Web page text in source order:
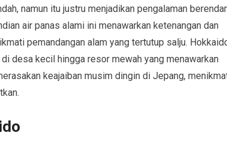
namun itu justru menjadikan pengalaman
air panas alami ini menawarkan ketenangan dan
pemandangan alam yang tertutup salju.
desa kecil hingga resor mewah yang menawarkan
keajaiban musim dingin di Jepang,